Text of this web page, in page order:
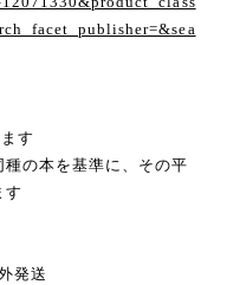
す
の本を基準に、その平
す
発送